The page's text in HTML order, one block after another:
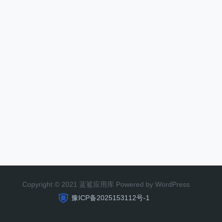
Copyright © 2021 蓝鲨应用库 Powered by WordPress
豫ICP备2025153112号-1